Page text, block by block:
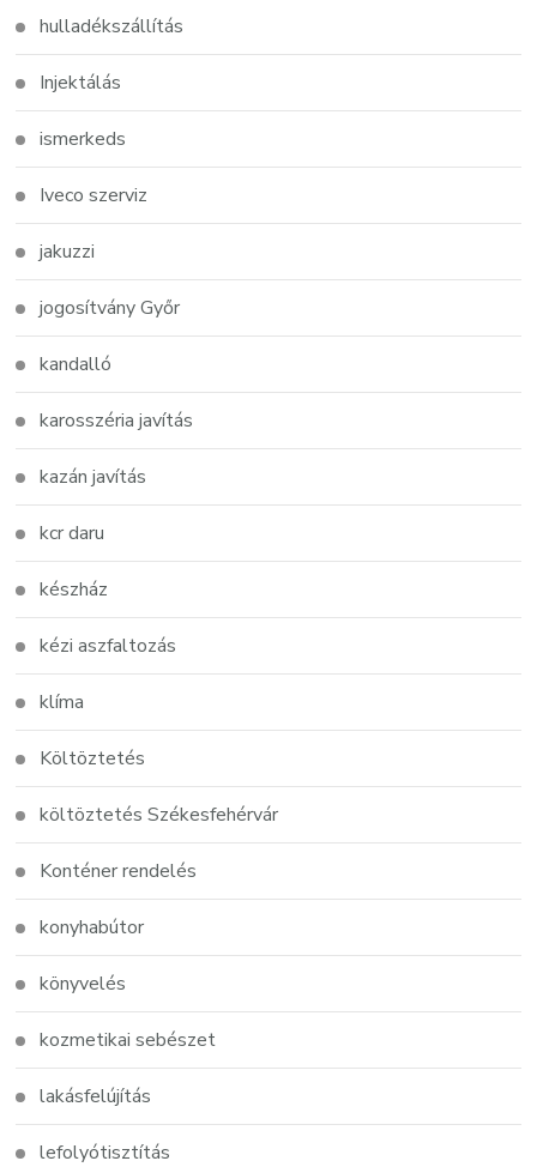
hulladékszállítás
Injektálás
ismerkeds
Iveco szerviz
jakuzzi
jogosítvány Győr
kandalló
karosszéria javítás
kazán javítás
kcr daru
készház
kézi aszfaltozás
klíma
Költöztetés
költöztetés Székesfehérvár
Konténer rendelés
konyhabútor
könyvelés
kozmetikai sebészet
lakásfelújítás
lefolyótisztítás